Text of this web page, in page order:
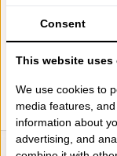
CAWÖ DAMES
SAUNA TIME
Consent
This website uses
We use cookies to
media features,
information about
advertising, and